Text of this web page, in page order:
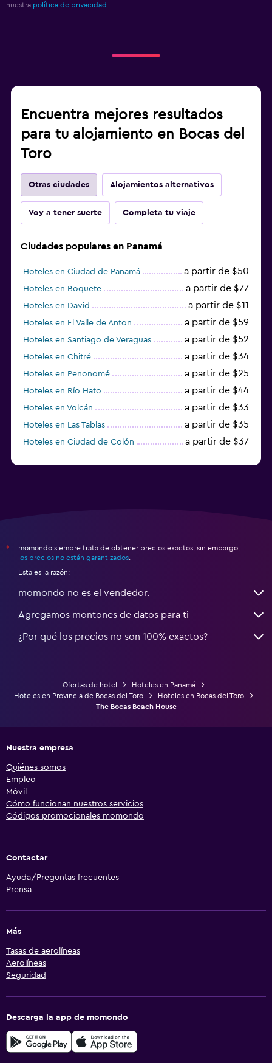
nuestra política de privacidad.
Encuentra mejores resultados
para tu alojamiento en Bocas del
Toro
Otras ciudades Alojamientos alternativos
Voy a tener suerte Completa tu viaje
Ciudades populares en Panamá
Hoteles en Ciudad de Panamá a partir de $50
Hoteles en Boquete a partir de $77
Hoteles en David a partir de $11
Hoteles en El Valle de Anton a partir de $59
Hoteles en Santiago de Veraguas a partir de $52
Hoteles en Chitré a partir de $34
Hoteles en Penonomé a partir de $25
Hoteles en Río Hato a partir de $44
Hoteles en Volcán a partir de $33
Hoteles en Las Tablas a partir de $35
Hoteles en Ciudad de Colón a partir de $37
*
momondo siempre trata de obtener precios exactos, sin embargo,
los precios no están garantizados
Esta es la razón:
momondo no es el vendedor.
Agregamos montones de datos para ti
¿Por qué los precios no son 100% exactos?
Ofertas de hotel
Hoteles en Panamá
Hoteles en Provincia de Bocas del Toro
Hoteles en Bocas del Toro
The Bocas Beach House
Nuestra empresa
Quiénes somos
Empleo
Móvil
Cómo funcionan nuestros servicios
Códigos promocionales momondo
Contactar
Ayuda/Preguntas frecuentes
Prensa
Más
Tasas de aerolíneas
Aerolíneas
Seguridad
Descarga la app de momondo